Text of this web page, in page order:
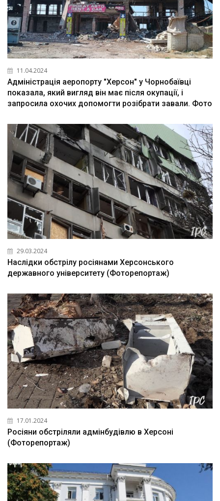
11.04.2024
Адміністрація аеропорту "Херсон" у Чорнобаївці
показала, який вигляд він має після окупації, і
запросила охочих допомогти розібрати завали. Фото
29.03.2024
Наслідки обстрілу росіянами Херсонського
державного університету (Фоторепортаж)
17.01.2024
Росіяни обстріляли адмінбудівлю в Херсоні
(Фоторепортаж)